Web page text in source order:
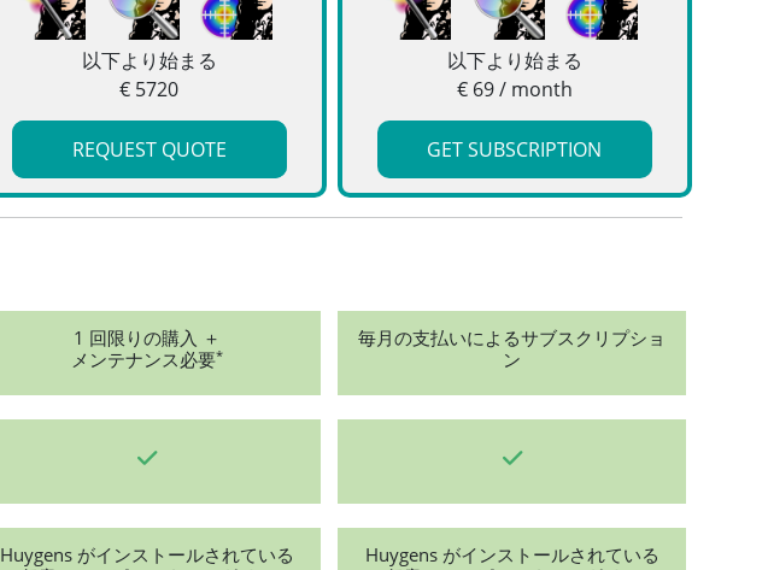
以下より始まる
€ 5720
CONTACT US
REQUEST QUOTE
以下より始まる
€ 69 / month
GET SUBSCRIPTION
1 回限りの購入 ＋
メンテナンス必要*
毎月の支払いによるサブスクリプショ
ン
Huygens がインストールされている
Huygens がインストールされている